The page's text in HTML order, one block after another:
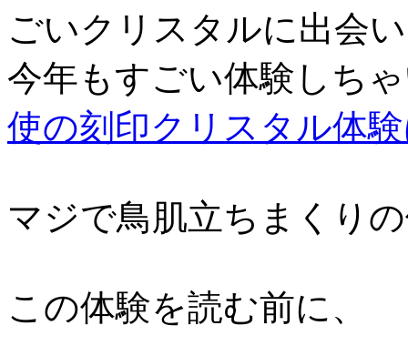
ごいクリスタルに出会
今年もすごい体験しち
使の刻印クリスタル体
マジで鳥肌立ちまくり
この体験を読む前に、